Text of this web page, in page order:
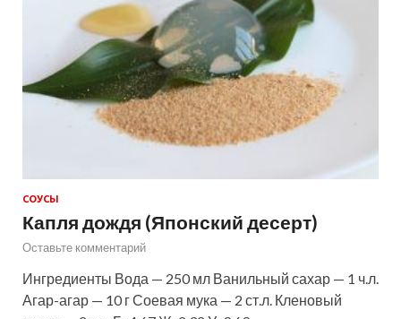
СОУСЫ
Капля дождя (Японский десерт)
Оставьте комментарий
Ингредиенты Вода — 250 мл Ванильный сахар — 1 ч.л.
Агар-агар — 10 г Соевая мука — 2 ст.л. Кленовый